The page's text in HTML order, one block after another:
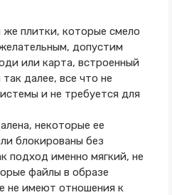
плитки, которые смело
допустим
или карта, встроенный
далее, все что не
и не требуется для
некоторые ее
блокированы без
подход именно мягкий, не
файлы в образе
не имеют отношения к